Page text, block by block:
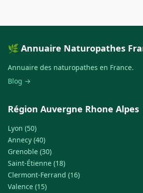
🌿 Annuaire Naturopathes
Annuaire des naturopathes en France.
Blog →
Région Auvergne Rhone Alpes
Lyon (50)
Annecy (40)
Grenoble (30)
Saint-Étienne (18)
Clermont-Ferrand (16)
Valence (15)